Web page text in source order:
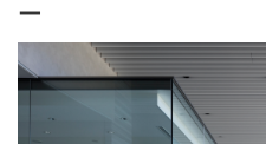
ー